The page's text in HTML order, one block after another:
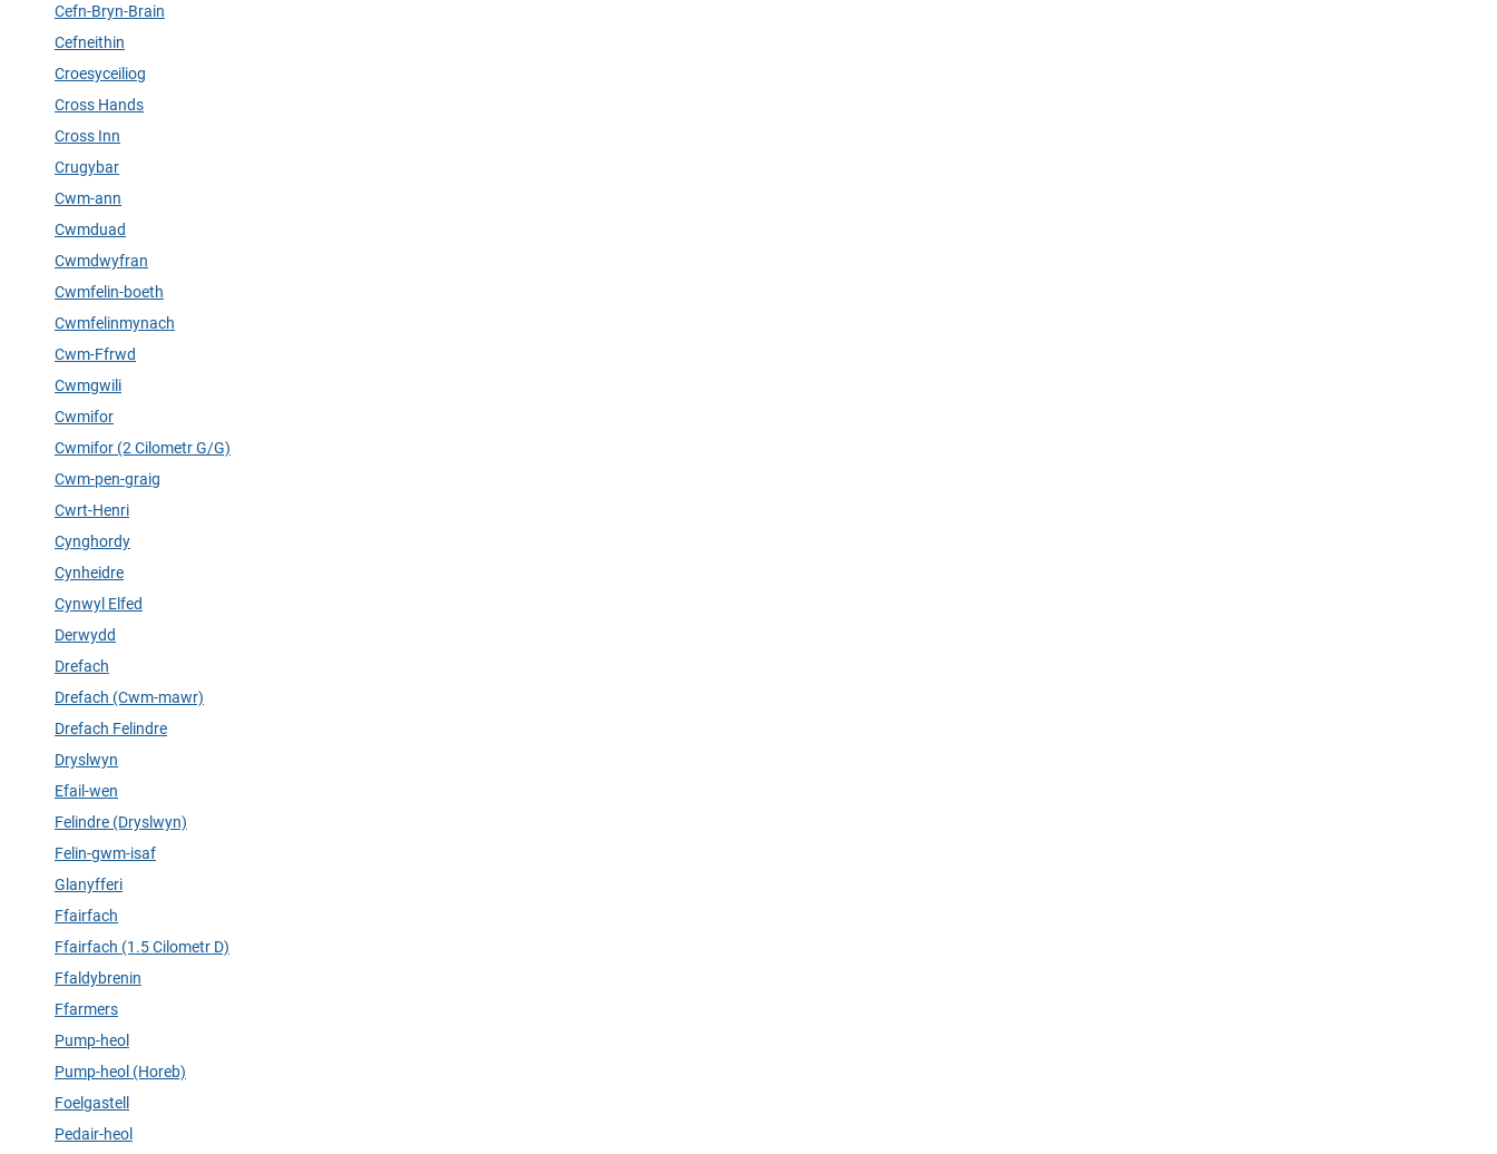
Cefn-Bryn-Brain
Cefneithin
Croesyceiliog
Cross Hands
Cross Inn
Crugybar
Cwm-ann
Cwmduad
Cwmdwyfran
Cwmfelin-boeth
Cwmfelinmynach
Cwm-Ffrwd
Cwmgwili
Cwmifor
Cwmifor (2 Cilometr G/G)
Cwm-pen-graig
Cwrt-Henri
Cynghordy
Cynheidre
Cynwyl Elfed
Derwydd
Drefach
Drefach (Cwm-mawr)
Drefach Felindre
Dryslwyn
Efail-wen
Felindre (Dryslwyn)
Felin-gwm-isaf
Glanyfferi
Ffairfach
Ffairfach (1.5 Cilometr D)
Ffaldybrenin
Ffarmers
Pump-heol
Pump-heol (Horeb)
Foelgastell
Pedair-heol